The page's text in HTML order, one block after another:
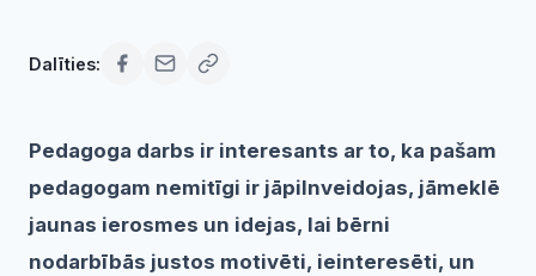
Dalīties:
Pedagoga darbs ir interesants ar to, ka pašam
pedagogam nemitīgi ir jāpilnveidojas, jāmeklē
jaunas ierosmes un idejas, lai bērni
nodarbībās justos motivēti, ieinteresēti, un